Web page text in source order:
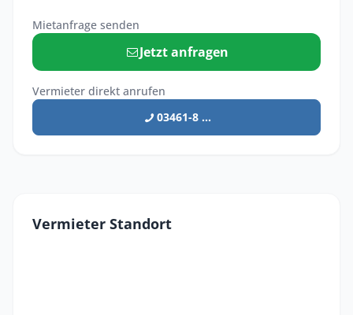
Mietanfrage senden
Jetzt anfragen
Vermieter direkt anrufen
03461-8 ...
Vermieter Standort